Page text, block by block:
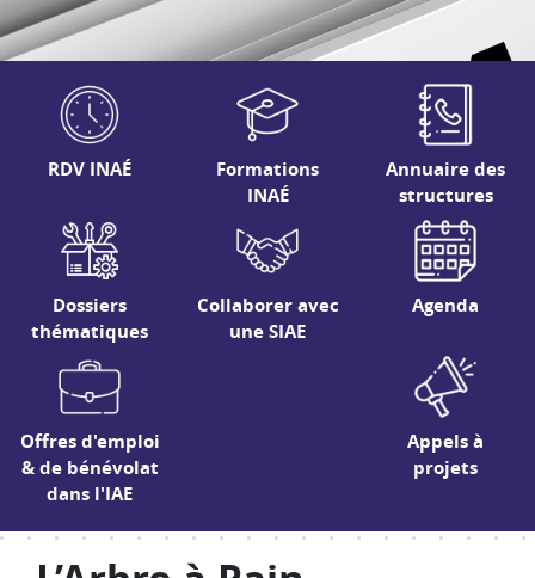
RDV INAÉ
Formations
INAÉ
Annuaire des
structures
Dossiers
thématiques
Collaborer avec
une SIAE
Agenda
Offres d'emploi
& de bénévolat
dans l'IAE
Appels à
projets